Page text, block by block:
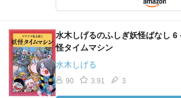
水木しげるのふしぎ妖怪ばなし 6
怪タイムマシン
水木しげる
90 3.91 3